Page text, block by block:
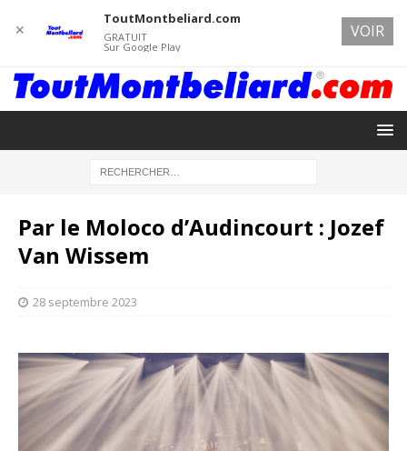
Par le Moloco d’Audincourt : Jozef
Van Wissem
28 septembre 2023
✕
ToutMontbeliard.com
GRATUIT
Sur Google Play
VOIR